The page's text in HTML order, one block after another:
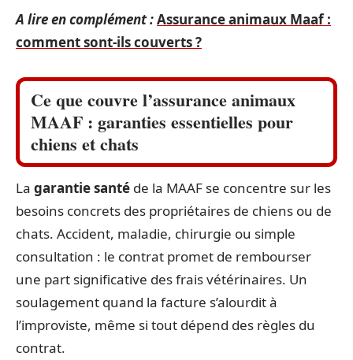
A lire en complément :Assurance animaux Maaf :
comment sont-ils couverts ?
Ce que couvre l’assurance animaux
MAAF : garanties essentielles pour
chiens et chats
La garantie santé de la MAAF se concentre sur les
besoins concrets des propriétaires de chiens ou de
chats. Accident, maladie, chirurgie ou simple
consultation : le contrat promet de rembourser
une part significative des frais vétérinaires. Un
soulagement quand la facture s’alourdit à
l’improviste, même si tout dépend des règles du
contrat.